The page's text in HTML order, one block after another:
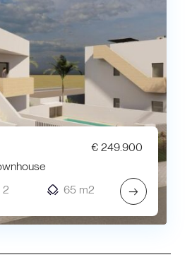
€ 249.900
2 65 m2 →